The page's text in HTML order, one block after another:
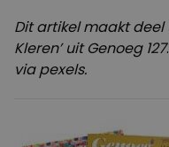
Dit artikel maakt deel
Kleren’ uitGenoeg 127.
via pexels.